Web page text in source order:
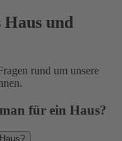
und
rund um unsere
für ein Haus?